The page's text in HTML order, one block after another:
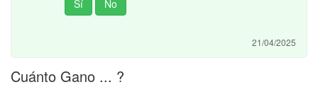
21/04/2025
Cuánto Gano ... ?